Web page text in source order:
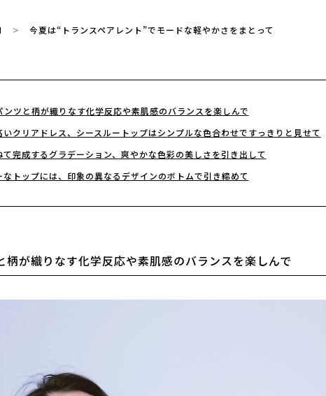
今夏は“トランスペアレント”でモードな軽やかさをまとって
ンツと柄が織りなす化学反応や素肌感のバランスを楽しんで
いクリアドレス、シースルートップはシンプルな色合わせですっきりと見せて
て完成するグラデーション、爽やかな色彩の美しさを引き出して
なトップには、印象の異なるデザインのボトムで引き締めて
柄が織りなす化学反応や素肌感のバランスを楽しんで